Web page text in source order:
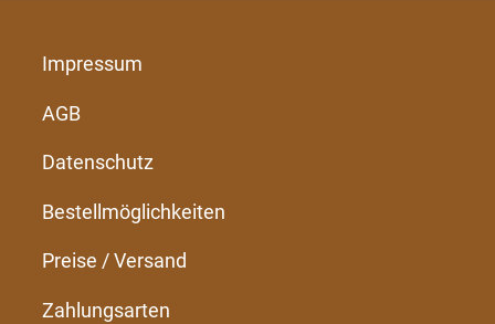
Impressum
AGB
Datenschutz
Bestellmöglichkeiten
Preise / Versand
Zahlungsarten